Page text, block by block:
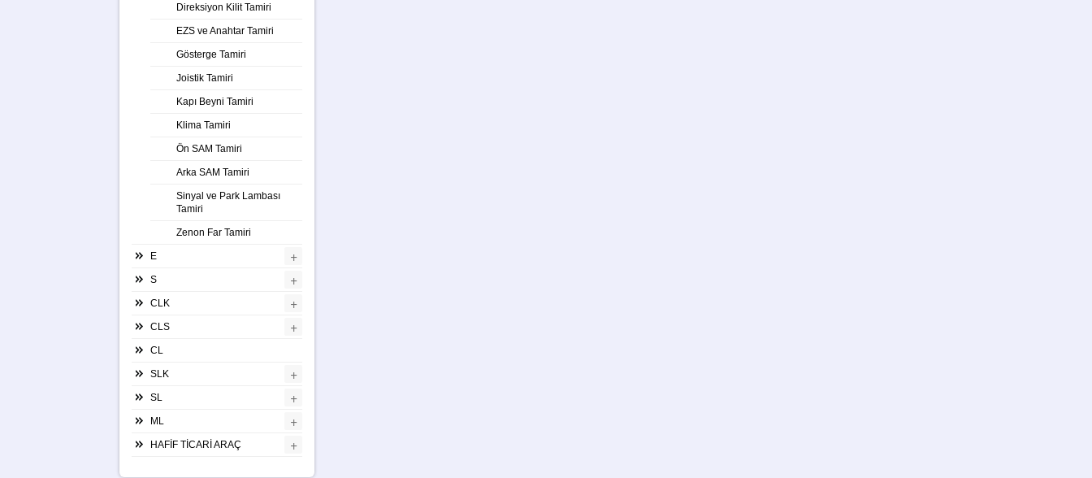
Direksiyon Kilit Tamiri
EZS ve Anahtar Tamiri
Gösterge Tamiri
Joistik Tamiri
Kapı Beyni Tamiri
Klima Tamiri
Ön SAM Tamiri
Arka SAM Tamiri
Sinyal ve Park Lambası
Tamiri
Zenon Far Tamiri
E +
S +
CLK +
CLS +
CL
SLK +
SL +
ML +
HAFİF TİCARİ ARAÇ +